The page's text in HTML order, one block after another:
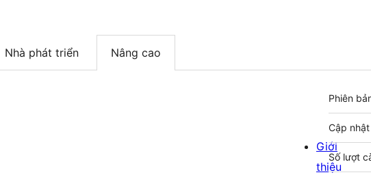
Nhà phát triển Nâng cao
Meta
Phiên
Cập
Số lượt
Giới
thiệu